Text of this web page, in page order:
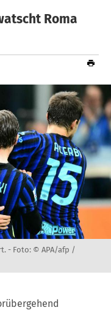
Roma
- Foto: © APA/afp /